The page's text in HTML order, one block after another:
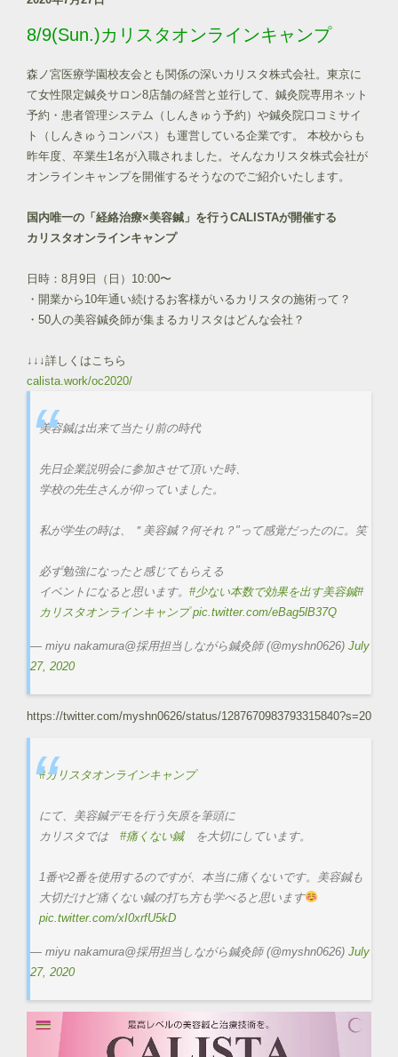
8/9(Sun.)カリスタオンラインキャンプ
森ノ宮医療学園校友会とも関係の深いカリスタ株式会社。東京に
て女性限定鍼灸サロン8店舗の経営と並行して、鍼灸院専用ネット
予約・患者管理システム（しんきゅう予約）や鍼灸院口コミサイ
ト（しんきゅうコンパス）も運営している企業です。 本校からも
昨年度、卒業生1名が入職されました。そんなカリスタ株式会社が
オンラインキャンプを開催するそうなのでご紹介いたします。
国内唯一の「経絡治療×美容鍼」を行うCALISTAが開催する
カリスタオンラインキャンプ
日時：8月9日（日）10:00〜
・開業から10年通い続けるお客様がいるカリスタの施術って？
・50人の美容鍼灸師が集まるカリスタはどんな会社？
↓↓↓詳しくはこちら
calista.work/oc2020/
美容鍼は出来て当たり前の時代
先日企業説明会に参加させて頂いた時、
学校の先生さんが仰っていました。
私が学生の時は、＂美容鍼？何それ？"って感覚だったのに。笑
必ず勉強になったと感じてもらえる
イベントになると思います。 #少ない本数で効果を出す美容鍼#
カリスタオンラインキャンプ pic.twitter.com/eBag5lB37Q
— miyu nakamura@採用担当しながら鍼灸師 (@myshn0626) July
27, 2020
https://twitter.com/myshn0626/status/1287670983793315840?s=20
#カリスタオンラインキャンプ
にて、美容鍼デモを行う矢原を筆頭に
カリスタでは #痛くない鍼を大切にしています。
1番や2番を使用するのですが、本当に痛くないです。美容鍼も
大切だけど痛くない鍼の打ち方も学べると思います
pic.twitter.com/xI0xrfU5kD
— miyu nakamura@採用担当しながら鍼灸師 (@myshn0626) July
27, 2020